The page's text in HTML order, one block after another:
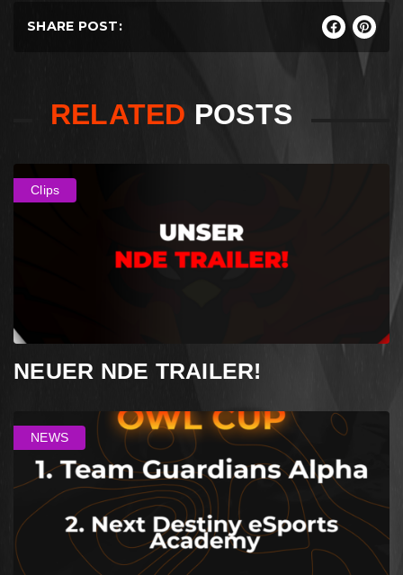
SHARE POST:
RELATED POSTS
Clips
NEUER NDE TRAILER!
NEWS